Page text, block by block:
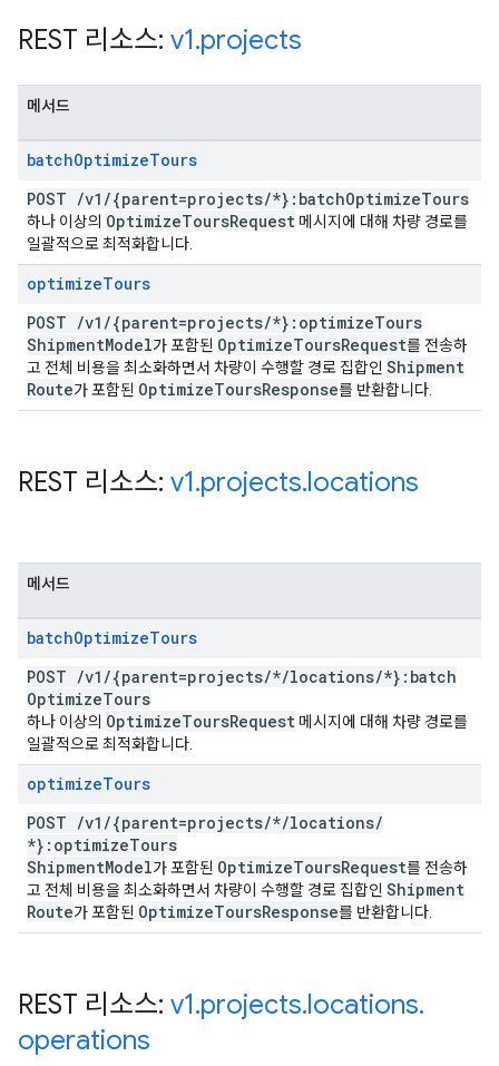
REST 리소스: v1.projects
메서드
batchOptimizeTours
POST /v1 /{parent=projects/*}:batchOptimizeTours
하나 이상의 OptimizeToursRequest 메시지에 대해 차량 경로를
일괄적으로 최적화합니다.
optimizeTours
POST /v1 /{parent=projects/*}:optimizeTours
ShipmentModel가 포함된 OptimizeToursRequest를 전송하
고 전체 비용을 최소화하면서 차량이 수행할 경로 집합인 Shipment
Route가 포함된 OptimizeToursResponse를 반환합니다.
REST 리소스: v1.projects.locations
메서드
batchOptimizeTours
POST /v1 /{parent=projects/*/locations/*}:batch
OptimizeTours
하나 이상의 OptimizeToursRequest 메시지에 대해 차량 경로를
일괄적으로 최적화합니다.
optimizeTours
POST /v1 /{parent=projects/*/locations/
*}:optimizeTours
ShipmentModel가 포함된 OptimizeToursRequest를 전송하
고 전체 비용을 최소화하면서 차량이 수행할 경로 집합인 Shipment
Route가 포함된 OptimizeToursResponse를 반환합니다.
REST 리소스: v1.projects.locations.
operations